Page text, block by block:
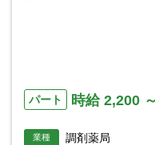
パート 時給 2,200
業種 調剤薬局